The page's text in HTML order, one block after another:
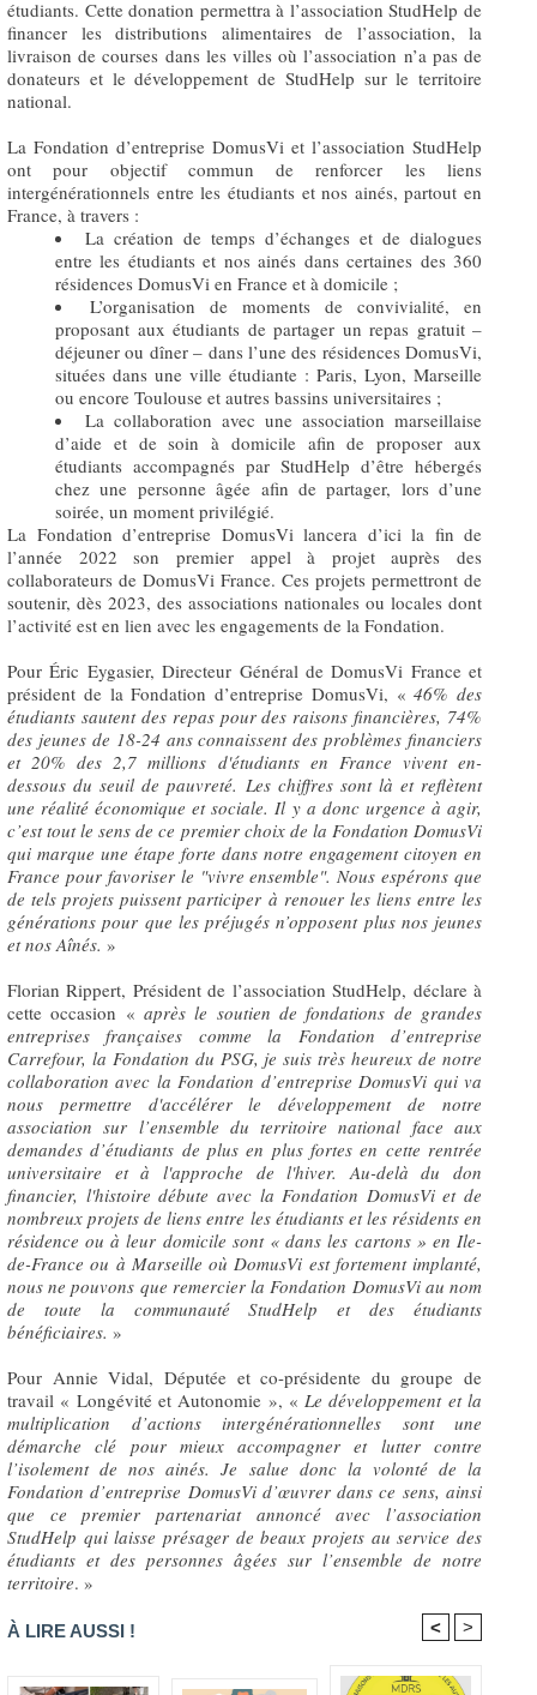
étudiants. Cette donation permettra à l’association StudHelp de
financer les distributions alimentaires de l’association, la
livraison de courses dans les villes où l’association n’a pas de
donateurs et le développement de StudHelp sur le territoire
national.
La Fondation d’entreprise DomusVi et l’association StudHelp
ont pour objectif commun de renforcer les liens
intergénérationnels entre les étudiants et nos ainés, partout en
France, à travers :
La création de temps d’échanges et de dialogues
entre les étudiants et nos ainés dans certaines des 360
résidences DomusVi en France et à domicile ;
L’organisation de moments de convivialité, en
proposant aux étudiants de partager un repas gratuit –
déjeuner ou dîner – dans l’une des résidences DomusVi,
situées dans une ville étudiante : Paris, Lyon, Marseille
ou encore Toulouse et autres bassins universitaires ;
La collaboration avec une association marseillaise
d’aide et de soin à domicile afin de proposer aux
étudiants accompagnés par StudHelp d’être hébergés
chez une personne âgée afin de partager, lors d’une
soirée, un moment privilégié.
La Fondation d’entreprise DomusVi lancera d’ici la fin de
l’année 2022 son premier appel à projet auprès des
collaborateurs de DomusVi France. Ces projets permettront de
soutenir, dès 2023, des associations nationales ou locales dont
l’activité est en lien avec les engagements de la Fondation.
Pour Éric Eygasier, Directeur Général de DomusVi France et
président de la Fondation d’entreprise DomusVi, «46% des
étudiants sautent des repas pour des raisons financières, 74%
des jeunes de 18-24 ans connaissent des problèmes financiers
et 20% des 2,7 millions d'étudiants en France vivent en-
dessous du seuil de pauvreté. Les chiffres sont là et reflètent
une réalité économique et sociale. Il y a donc urgence à agir,
c’est tout le sens de ce premier choix de la Fondation DomusVi
qui marque une étape forte dans notre engagement citoyen en
France pour favoriser le "vivre ensemble". Nous espérons que
de tels projets puissent participer à renouer les liens entre les
générations pour que les préjugés n’opposent plus nos jeunes
et nos Aînés. »
Florian Rippert, Président de l’association StudHelp, déclare à
cette occasion « après le soutien de fondations de grandes
entreprises françaises comme la Fondation d’entreprise
Carrefour, la Fondation du PSG, je suis très heureux de notre
collaboration avec la Fondation d’entreprise DomusVi qui va
nous permettre d'accélérer le développement de notre
association sur l’ensemble du territoire national face aux
demandes d’étudiants de plus en plus fortes en cette rentrée
universitaire et à l'approche de l'hiver. Au-delà du don
financier, l'histoire débute avec la Fondation DomusVi et de
nombreux projets de liens entre les étudiants et les résidents en
résidence ou à leur domicile sont « dans les cartons » en Ile-
de-France ou à Marseille où DomusVi est fortement implanté,
nous ne pouvons que remercier la Fondation DomusVi au nom
de toute la communauté StudHelp et des étudiants
bénéficiaires. »
Pour Annie Vidal, Députée et co-présidente du groupe de
travail « Longévité et Autonomie », «Le développement et la
multiplication d’actions intergénérationnelles sont une
démarche clé pour mieux accompagner et lutter contre
l’isolement de nos ainés. Je salue donc la volonté de la
Fondation d’entreprise DomusVi d’œuvrer dans ce sens, ainsi
que ce premier partenariat annoncé avec l’association
StudHelp qui laisse présager de beaux projets au service des
étudiants et des personnes âgées sur l’ensemble de notre
territoire. »
À LIRE AUSSI ! < >